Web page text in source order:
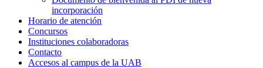
incorporación
Horario de atención
Concursos
Instituciones colaboradoras
Contacto
Accesos al campus de la UAB